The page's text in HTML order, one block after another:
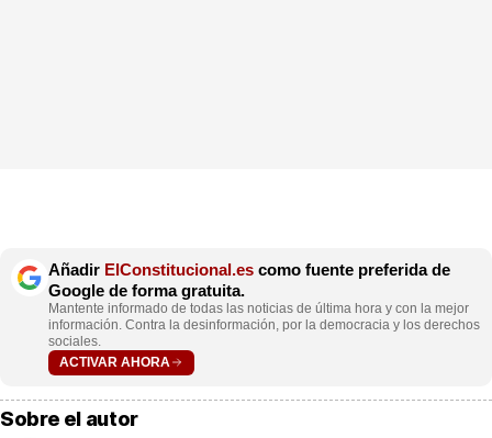
Añadir ElConstitucional.es como fuente preferida de
Google de forma gratuita.
Mantente informado de todas las noticias de última hora y con la mejor
información. Contra la desinformación, por la democracia y los derechos
sociales.
ACTIVAR AHORA
Sobre el autor